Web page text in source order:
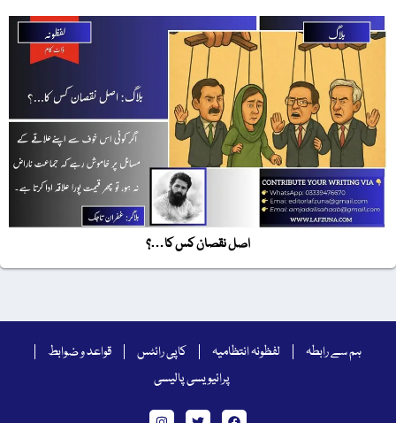
اصل نقصان کس کا…؟
ہم سے رابطہ لفظونہ انتظامیہ کاپی رائٹس
قواعد و ضوابط
پرائیویسی پالیسی